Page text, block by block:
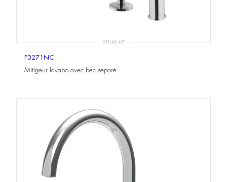
SPILLO UP
F3271NC
Mitigeur lavabo avec bec separé